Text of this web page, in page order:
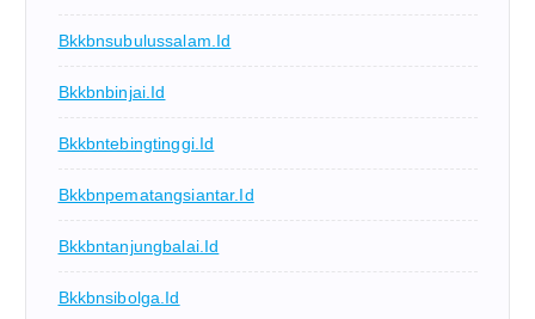
Bkkbnsubulussalam.id
Bkkbnbinjai.id
Bkkbntebingtinggi.id
Bkkbnpematangsiantar.id
Bkkbntanjungbalai.id
Bkkbnsibolga.id